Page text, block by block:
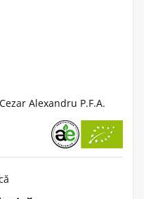
Alexandru P.F.A.